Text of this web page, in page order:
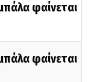
φαίνεται
φαίνεται